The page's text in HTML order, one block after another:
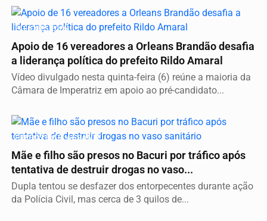
ELEIÇÕES 2026
Apoio de 16 vereadores a Orleans Brandão desafia
a liderança política do prefeito Rildo Amaral
Vídeo divulgado nesta quinta-feira (6) reúne a maioria da
Câmara de Imperatriz em apoio ao pré-candidato...
PRESOS EM FLAGRANTE
Mãe e filho são presos no Bacuri por tráfico após
tentativa de destruir drogas no vaso...
Dupla tentou se desfazer dos entorpecentes durante ação
da Polícia Civil, mas cerca de 3 quilos de...